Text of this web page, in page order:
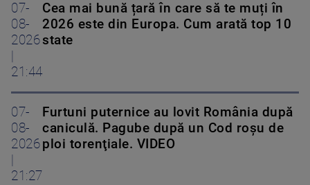
07-
08-
2026
21:44
Cea mai bună țară în care să te muți în
2026 este din Europa. Cum arată top 10
state
07-
08-
2026
21:27
Furtuni puternice au lovit România după
caniculă. Pagube după un Cod roşu de
ploi torenţiale. VIDEO